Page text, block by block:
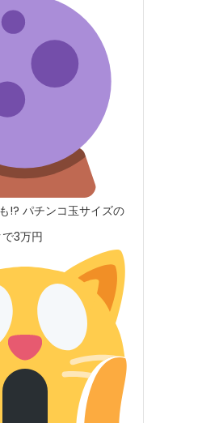
!? パチンコ玉サイズの
3万円